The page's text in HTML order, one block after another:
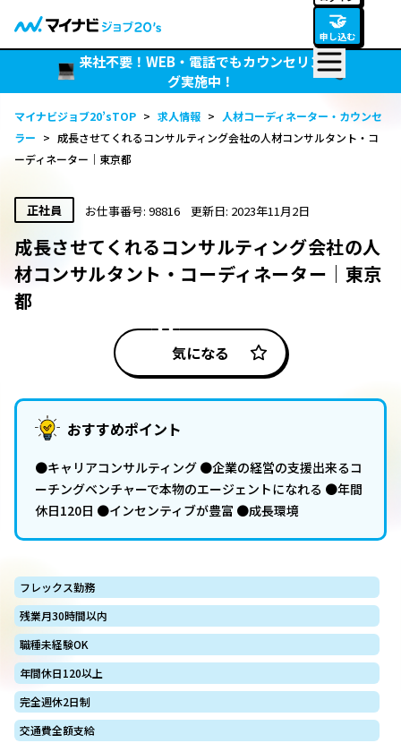
🤝
申し込む
来社不要！WEB・電話でもカウンセリン
グ実施中！
マイナビジョブ20’sTOP > 求人情報 > 人材コーディネーター・カウンセ
ラー > 成長させてくれるコンサルティング会社の人材コンサルタント・コ
ーディネーター｜東京都
正社員 お仕事番号: 98816 更新日: 2023年11月2日
成長させてくれるコンサルティング会社の人
材コンサルタント・コーディネーター｜東京
都
気になる
おすすめポイント
●キャリアコンサルティング ●企業の経営の支援出来るコ
ーチングベンチャーで本物のエージェントになれる ●年間
休日120日 ●インセンティブが豊富 ●成長環境
フレックス勤務
残業月30時間以内
職種未経験OK
年間休日120以上
完全週休2日制
交通費全額支給